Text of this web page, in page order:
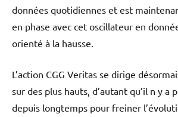
données quotidiennes et est
en phase avec cet oscillateur en
orienté à la hausse.
L’action CGG Veritas se dirige
sur des plus hauts, d’autant qu’il n y a
depuis longtemps pour freiner